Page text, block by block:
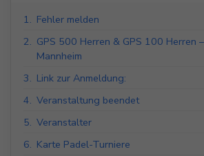
1. Fehler melden
2. GPS 500 Herren & GPS 100 Herren
Mannheim
3. Link zur Anmeldung:
4. Veranstaltung beendet
5. Veranstalter
6. Karte Padel-Turniere